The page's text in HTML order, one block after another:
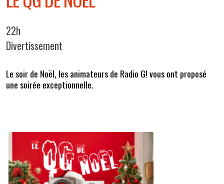
22h
Divertissement
Le soir de Noël, les animateurs de Radio G! vous ont proposé
une soirée exceptionnelle.